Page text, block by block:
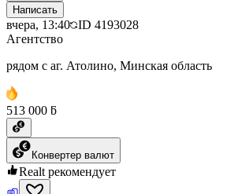
Написать
вчера, 13:40 ID 4193028
Агентство
рядом с аг. Атолино, Минская область
513 000 ƃ
Конвертер валют
Realt рекомендует